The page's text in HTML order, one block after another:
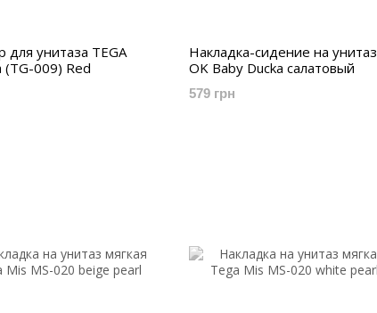
для унитаза TEGA
(TG-009) Red
Накладка-сидение на унитаз
OK Baby Ducka салатовый
579 грн